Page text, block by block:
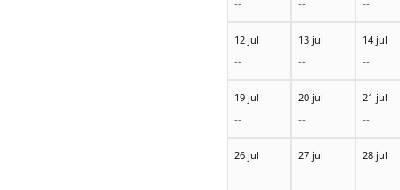
-- -- --
12 jul
--
13 jul
--
14 jul
--
19 jul
--
20 jul
--
21 jul
--
26 jul
--
27 jul
--
28 jul
--